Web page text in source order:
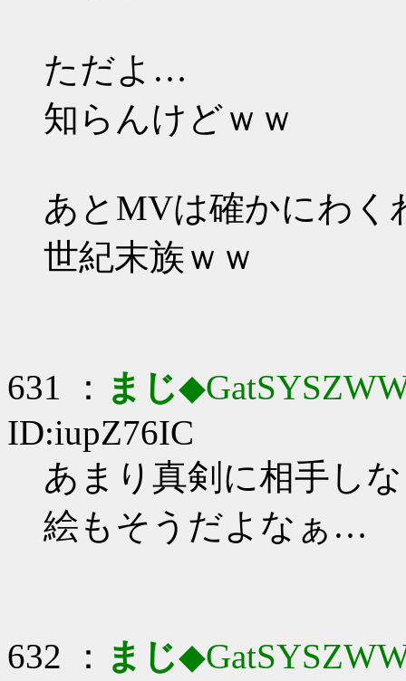
ただよ…
知らんけどｗｗ
あとMVは確かにわく
世紀末族ｗｗ
631 ： まじ
ID:iupZ76IC
あまり真剣に相手し
絵もそうだよなぁ…
632 ： まじ